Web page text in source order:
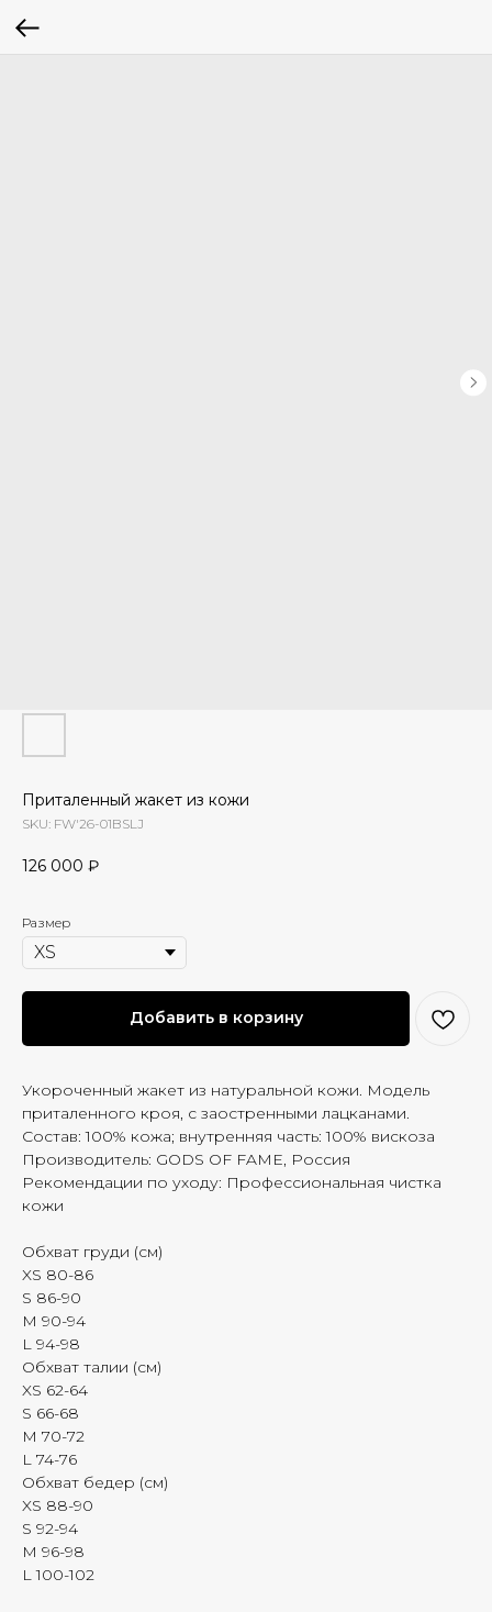
Приталенный жакет из кожи
SKU: FW'26-01BSLJ
126 000 ₽
Размер
Добавить в корзину
Укороченный жакет из натуральной кожи. Модель
приталенного кроя, с заостренными лацканами.
Состав: 100% кожа; внутренняя часть: 100% вискоза
Производитель: GODS OF FAME, Россия
Рекомендации по уходу: Профессиональная чистка
кожи
Обхват груди (см)
XS 80-86
S 86-90
M 90-94
L 94-98
Обхват талии (см)
XS 62-64
S 66-68
M 70-72
L 74-76
Обхват бедер (см)
XS 88-90
S 92-94
M 96-98
L 100-102